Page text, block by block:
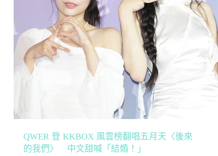
QWER 登 KKBOX 風雲榜翻唱五月天〈後來
的我們〉 中文甜喊「結婚！」